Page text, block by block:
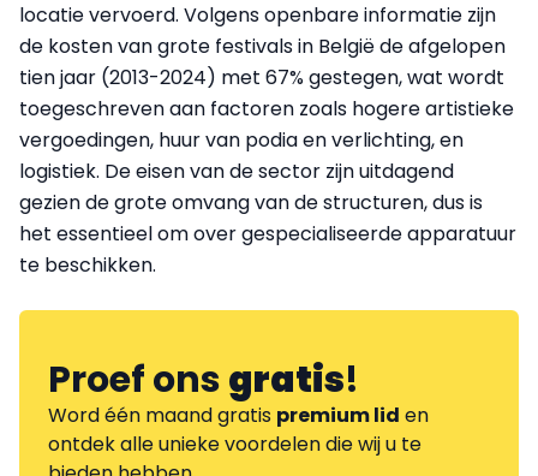
locatie vervoerd. Volgens openbare informatie zijn
de kosten van grote festivals in België de afgelopen
tien jaar (2013-2024) met 67% gestegen, wat wordt
toegeschreven aan factoren zoals hogere artistieke
vergoedingen, huur van podia en verlichting, en
logistiek. De eisen van de sector zijn uitdagend
gezien de grote omvang van de structuren, dus is
het essentieel om over gespecialiseerde apparatuur
te beschikken.
Proef onsgratis!
Word één maand gratis premium lid en
ontdek alle unieke voordelen die wij u te